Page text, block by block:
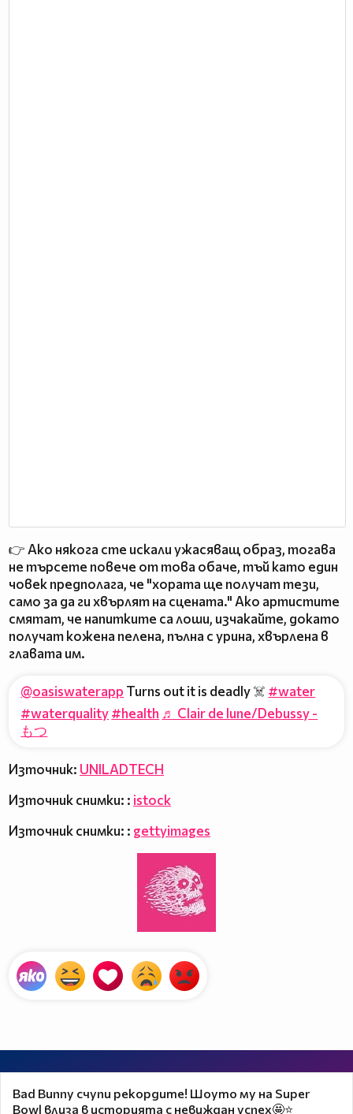
👉 Ако някога сте искали ужасяващ образ, тогава
не търсете повече от това обаче, тъй като един
човек предполага, че "хората ще получат тези,
само за да ги хвърлят на сцената." Ако артистите
смятат, че напитките са лоши, изчакайте, докато
получат кожена пелена, пълна с урина, хвърлена в
главата им.
@oasiswaterapp Turns out it is deadly ☠️ #water
#waterquality#health ♬ Clair de lune/Debussy -
もつ
Източник: UNILADTECH
Източник снимки: : istock
Източник снимки: : gettyimages
Bad Bunny счупи рекордите! Шоуто му на Super
Bowl влиза в историята с невиждан успех🤩⭐